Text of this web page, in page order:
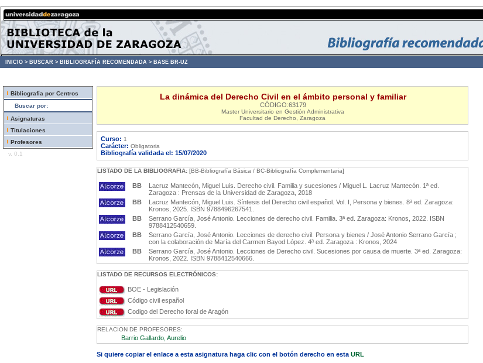
INICIO > BUSCAR > BIBLIOGRAFÍA RECOMENDADA > BASE BR-UZ
Bibliografía por Centros
Buscar por:
Asignaturas
Titulaciones
Profesores
v. 0.1
La dinámica del Derecho Civil en el ámbito personal y familiar
CÓDIGO:63179
Master Universitario en Gestión Administrativa
Facultad de Derecho, Zaragoza
Curso: 1
Carácter: Obligatoria
Bibliografía validada el: 15/07/2020
LISTADO DE LA BIBLIOGRAFIA: [BB-Bibliografía Básica / BC-Bibliografía Complementaria]
BB
Lacruz Mantecón, Miguel Luis. Derecho civil. Familia y sucesiones / Miguel L. Lacruz Mantecón. 1ª ed.
Zaragoza : Prensas de la Universidad de Zaragoza, 2018
BB
Lacruz Mantecón, Miguel Luis. Síntesis del Derecho civil español. Vol. I, Persona y bienes. 8ª ed. Zaragoza:
Kronos, 2025. ISBN 9788496267541.
BB
Serrano García, José Antonio. Lecciones de derecho civil. Familia. 3ª ed. Zaragoza: Kronos, 2022. ISBN
9788412540659.
BB
Serrano García, José Antonio. Lecciones de derecho civil. Persona y bienes / José Antonio Serrano García ;
con la colaboración de María del Carmen Bayod López. 4ª ed. Zaragoza : Kronos, 2024
BB
Serrano García, José Antonio. Lecciones de Derecho civil. Sucesiones por causa de muerte. 3ª ed. Zaragoza:
Kronos, 2022. ISBN 9788412540666.
LISTADO DE RECURSOS ELECTRÓNICOS:
BOE - Legislación
Código civil español
Codigo del Derecho foral de Aragón
RELACION DE PROFESORES:
Barrio Gallardo, Aurelio
Si quiere copiar el enlace a esta asignatura haga clic con el botón derecho en esta URL